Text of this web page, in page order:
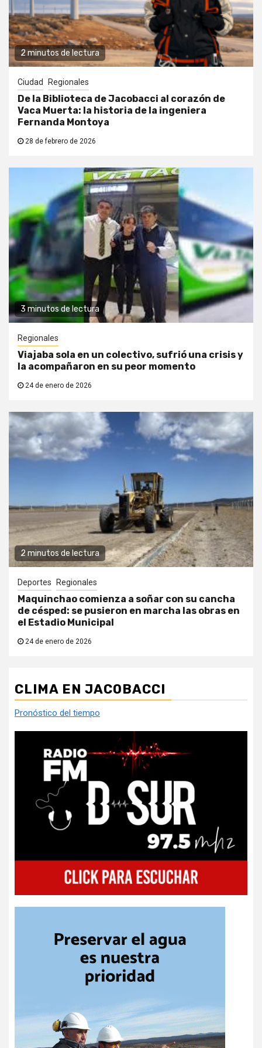
2 minutos de lectura
Ciudad Regionales
De la Biblioteca de Jacobacci al corazón de
Vaca Muerta: la historia de la ingeniera
Fernanda Montoya
28 de febrero de 2026
3 minutos de lectura
Regionales
Viajaba sola en un colectivo, sufrió una crisis y
la acompañaron en su peor momento
24 de enero de 2026
2 minutos de lectura
Deportes Regionales
Maquinchao comienza a soñar con su cancha
de césped: se pusieron en marcha las obras en
el Estadio Municipal
24 de enero de 2026
CLIMA EN JACOBACCI
Pronóstico del tiempo